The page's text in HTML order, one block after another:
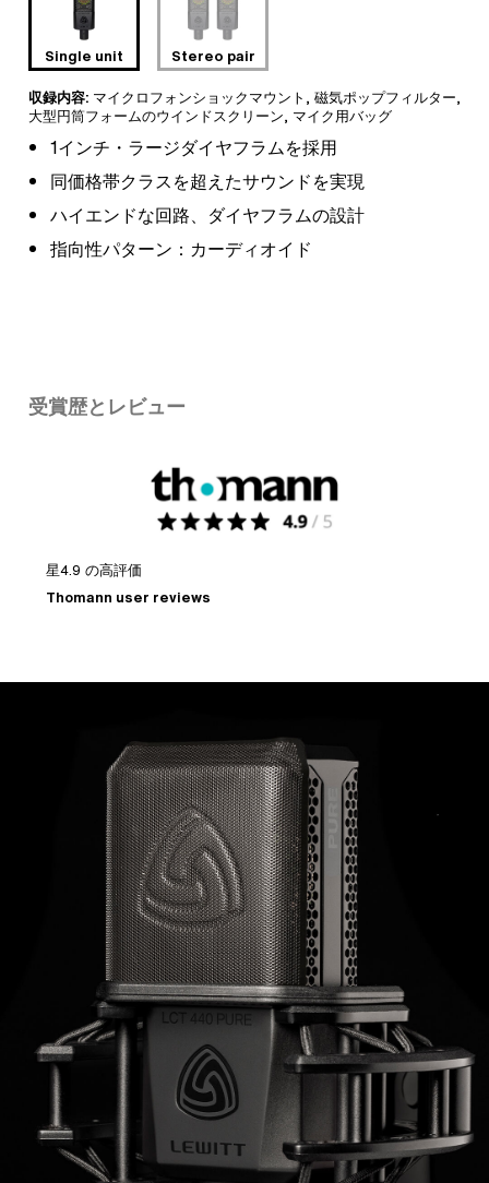
1インチ・ラージダイヤフラムを採用
同価格帯クラスを超えたサウンドを実現
ハイエンドな回路、ダイヤフラムの設計
指向性パターン：カーディオイド
収録内容: マイクロフォンショックマウント , 磁気ポップフィルター,
大型円筒フォームのウインドスクリーン, マイク用バッグ
Single unit Stereo pair
受賞歴とレビュー
の高評価
user reviews